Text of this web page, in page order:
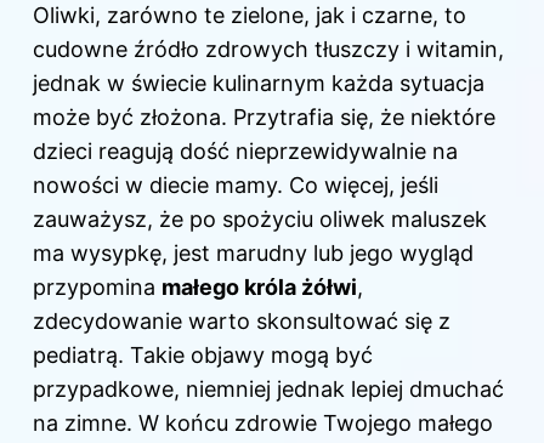
Oliwki, zarówno te zielone, jak i czarne, to
cudowne źródło zdrowych tłuszczy i witamin,
jednak w świecie kulinarnym każda sytuacja
może być złożona. Przytrafia się, że niektóre
dzieci reagują dość nieprzewidywalnie na
nowości w diecie mamy. Co więcej, jeśli
zauważysz, że po spożyciu oliwek maluszek
ma wysypkę, jest marudny lub jego wygląd
przypomina małego króla żółwi,
zdecydowanie warto skonsultować się z
pediatrą. Takie objawy mogą być
przypadkowe, niemniej jednak lepiej dmuchać
na zimne. W końcu zdrowie Twojego małego